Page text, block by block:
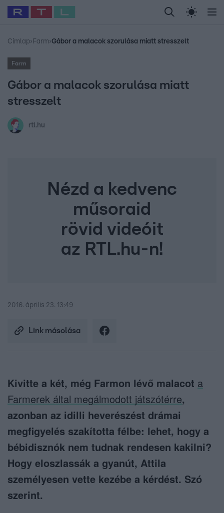
Legfrissebb RTL Híradó Randi Celeb vagyok,
Babits Marcella Most Wanted Gallusz
Címlap› Farm›Gábor a malacok szorulása miatt stresszelt
Farm
Gábor a malacok szorulása miatt
stresszelt
rtl.hu
Nézd a kedvenc
műsoraid
rövid videóit
az RTL.hu-n!
2016. április 23. 13:49
Link másolása
Kivitte a két, még Farmon lévő malacot a
Farmerek által megálmodott játszótérre,
azonban az idilli heverészést drámai
megfigyelés szakította félbe: lehet, hogy a
bébidisznók nem tudnak rendesen kakilni?
Hogy eloszlassák a gyanút, Attila
személyesen vette kezébe a kérdést. Szó
szerint.